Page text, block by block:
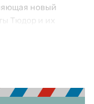
новый
Тюдор и их
Мора